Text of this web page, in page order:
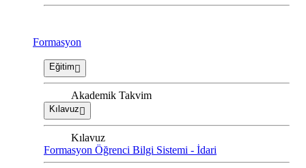
Formasyon
Eğitim
Akademik Takvim
Kılavuz
Kılavuz
Formasyon Öğrenci Bilgi Sistemi - İdari